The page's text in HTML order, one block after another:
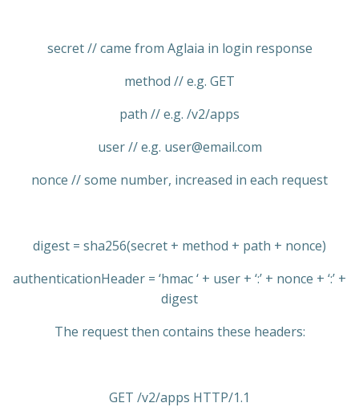
secret // came from Aglaia in login response
method // e.g. GET
path // e.g. /v2/apps
user // e.g. user@email.com
nonce // some number, increased in each request
digest = sha256(secret + method + path + nonce)
authenticationHeader = ‘hmac ‘ + user + ‘:’ + nonce + ‘:’ +
digest
The request then contains these headers:
GET /v2/apps HTTP/1.1